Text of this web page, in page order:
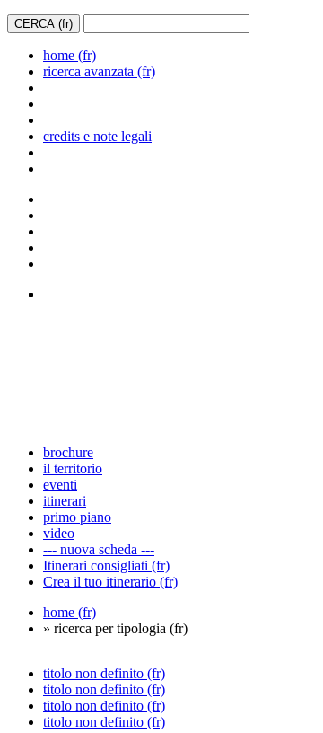
home (fr)
ricerca avanzata (fr)
credits e note legali
brochure
il territorio
eventi
itinerari
primo piano
video
--- nuova scheda ---
Itinerari consigliati (fr)
Crea il tuo itinerario (fr)
home (fr)
» ricerca per tipologia (fr)
titolo non definito (fr)
titolo non definito (fr)
titolo non definito (fr)
titolo non definito (fr)